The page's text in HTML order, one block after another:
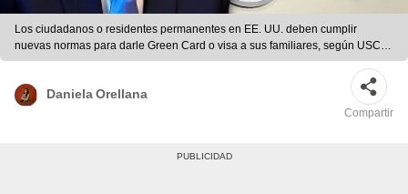
Los ciudadanos o residentes permanentes en EE. UU. deben cumplir
nuevas normas para darle Green Card o visa a sus familiares, según USCIS.
| composición LR
Daniela Orellana
Compartir